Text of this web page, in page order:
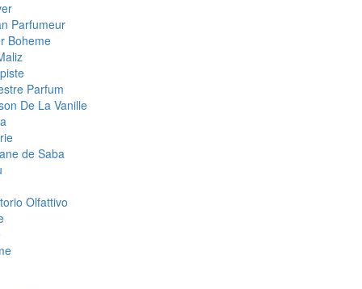
Parfumeur
Boheme
Parfum
De La Vanille
de Saba
Olfattivo